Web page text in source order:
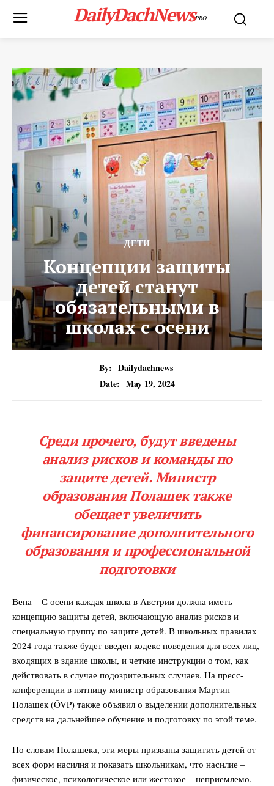
DailyDachNewsPRO
ДЕТИ
Концепции защиты
детей станут
обязательными в
школах с осени
By: Dailydachnews
Date: May 19, 2024
Среди прочего, будут введены
анализ рисков и команды по
защите детей. Министр
образования Полашек также
обещает увеличить
финансирование дополнительного
образования и профессиональной
подготовки
Вена – С осени каждая школа в Австрии должна иметь
концепцию защиты детей, включающую анализ рисков и
специальную группу по защите детей. В школьных правилах
2024 года также будет введен кодекс поведения для всех лиц,
входящих в здание школы, и четкие инструкции о том, как
действовать в случае подозрительных случаев. На пресс-
конференции в пятницу министр образования Мартин
Полашек (ÖVP) также объявил о выделении дополнительных
средств на дальнейшее обучение и подготовку по этой теме.
По словам Полашека, эти меры призваны защитить детей от
всех форм насилия и показать школьникам, что насилие –
физическое, психологическое или жестокое – неприемлемо.